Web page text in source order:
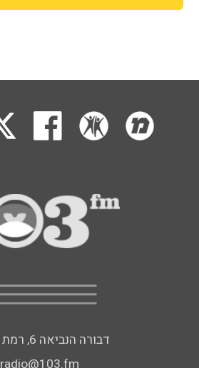
דבורה הנביאה 6, רמת השרון
radio@103.fm